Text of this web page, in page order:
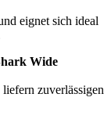
eignet sich ideal
Wide
zuverlässigen